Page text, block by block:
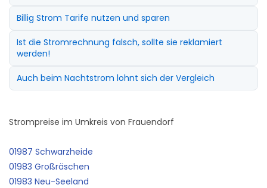
Billig Strom Tarife nutzen und sparen
Ist die Stromrechnung falsch, sollte sie reklamiert
werden!
Auch beim Nachtstrom lohnt sich der Vergleich
Strompreise im Umkreis von Frauendorf
01987 Schwarzheide
01983 Großräschen
01983 Neu-Seeland